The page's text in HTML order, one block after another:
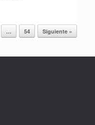
… 54 Siguiente »